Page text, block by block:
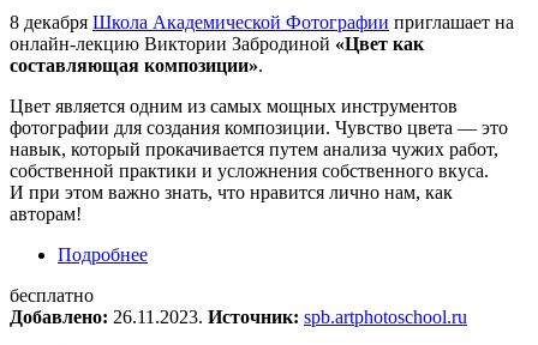
8 декабря Школа Академической Фотографии приглашает на
онлайн-лекцию Виктории Забродиной «Цвет как
составляющая композиции».
Цвет является одним из самых мощных инструментов
фотографии для создания композиции. Чувство цвета — это
навык, который прокачивается путем анализа чужих работ,
собственной практики и усложнения собственного вкуса.
И при этом важно знать, что нравится лично нам, как
авторам!
Подробнее
бесплатно
Добавлено: 26.11.2023. Источник: spb.artphotoschool.ru